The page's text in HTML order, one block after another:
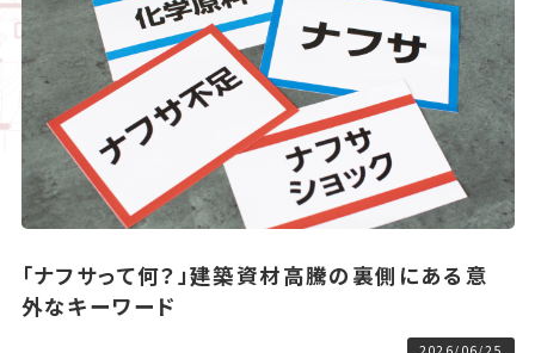
「ナフサって何？」建築資材高騰の裏側にある意
外なキーワード